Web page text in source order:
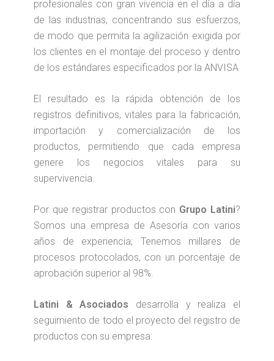
profesionales con gran vivencia en el día a día
de las industrias, concentrando sus esfuerzos,
de modo que permita la agilización exigida por
los clientes en el montaje del proceso y dentro
de los estándares especificados por la ANVISA
El resultado es la rápida obtención de los
registros definitivos, vitales para la fabricación,
importación y comercialización de los
productos, permitiendo que cada empresa
genere los negocios vitales para su
supervivencia.
Por que registrar productos con Grupo Latini?
Somos una empresa de Asesoría con varios
años de experiencia; Tenemos millares de
procesos protocolados, con un porcentaje de
aprobación superior al 98%.
Latini & Asociados desarrolla y realiza el
seguimiento de todo el proyecto del registro de
productos con su empresa: